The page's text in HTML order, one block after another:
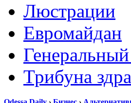
Люстрации
Евромайдан
Трибуна